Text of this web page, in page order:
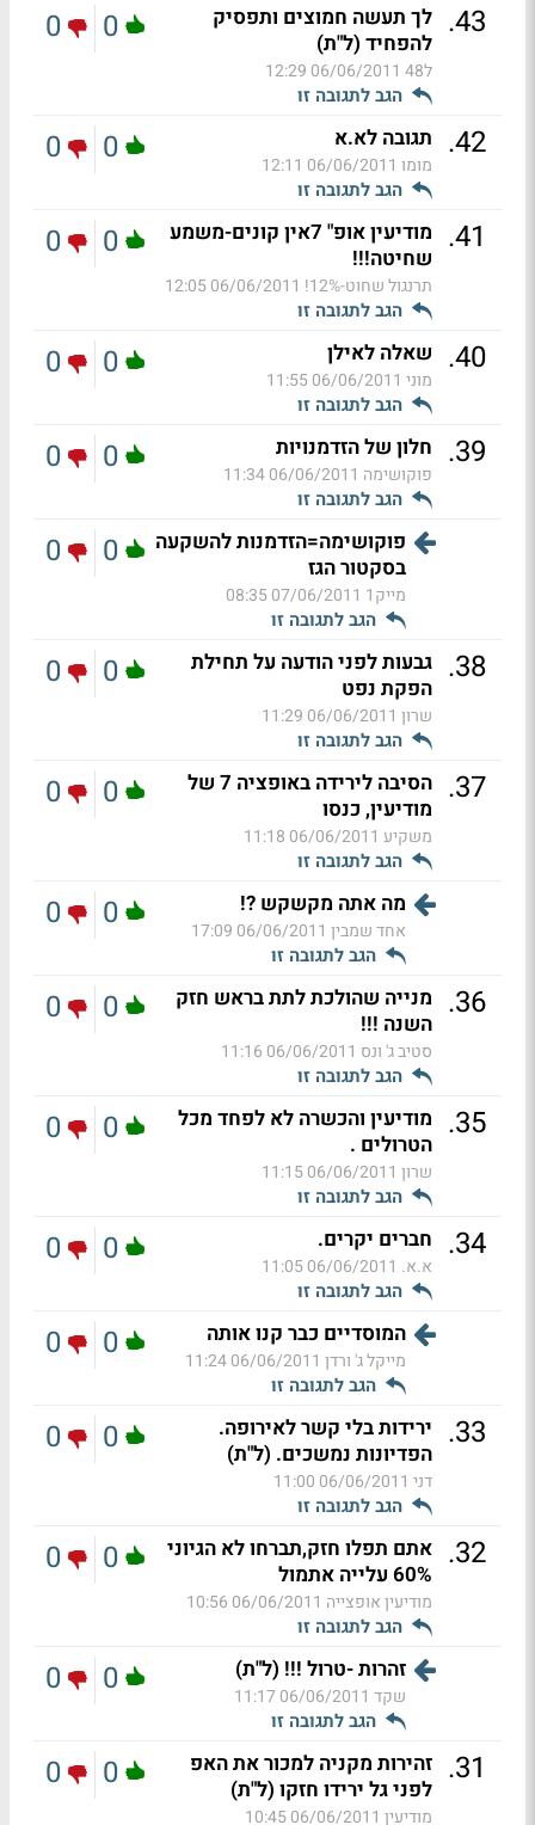
43
. לך תעשה חמוצים ותפסיק
להפחיד (ל"ת)
ל48 06/06/2011 12:29
הגב לתגובה זו
0
0
42
. תגובה לא.א
מומו 06/06/2011 12:11
הגב לתגובה זו
0
0
41
.
מודיעין אופ" 7אין קונים-משמע
שחיטה!!!
תרנגול שחוט-12%! 06/06/2011 12:05
הגב לתגובה זו
0
0
40
. שאלה לאילן
מוני 06/06/2011 11:55
הגב לתגובה זו
0
0
39
. חלון של הזדמנויות
פוקושימה 06/06/2011 11:34
הגב לתגובה זו
0
0
פוקושימה=הזדמנות להשקעה
בסקטור הגז
מייק1 07/06/2011 08:35
הגב לתגובה זו
0
0
38
. גבעות לפני הודעה על תחילת
הפקת נפט
שרון 06/06/2011 11:29
הגב לתגובה זו
0
0
37
.
הסיבה לירידה באופציה 7 של
מודיעין, כנסו
משקיע 06/06/2011 11:18
הגב לתגובה זו
0
0
מה אתה מקשקש ?!
אחד שמבין 06/06/2011 17:09
הגב לתגובה זו
0
0
36
. מנייה שהולכת לתת בראש חזק
השנה !!!
סטיב ג' ונס 06/06/2011 11:16
הגב לתגובה זו
0
0
35
. מודיעין והכשרה לא לפחד מכל
הטרולים .
שרון 06/06/2011 11:15
הגב לתגובה זו
0
0
34
. חברים יקרים.
א.א. 06/06/2011 11:05
הגב לתגובה זו
0
0
המוסדיים כבר קנו אותה
מייקל ג' ורדן 06/06/2011 11:24
הגב לתגובה זו
0
0
33
. ירידות בלי קשר לאירופה.
הפדיונות נמשכים. (ל"ת)
דני 06/06/2011 11:00
הגב לתגובה זו
0
0
32
. אתם תפלו חזק,תברחו לא הגיוני
60% עלייה אתמול
מודיעין אופצייה 06/06/2011 10:56
הגב לתגובה זו
0
0
זהרות -טרול !!! (ל"ת)
שקד 06/06/2011 11:17
הגב לתגובה זו
0
0
31
. זהירות מקניה למכור את האפ
לפני גל ירידו חזקו (ל"ת)
מודיעין 06/06/2011 10:45
0
0